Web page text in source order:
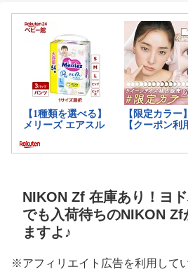
NIKON Zf 在庫あり！ヨ
でも入荷待ちのNIKON Zf
ますよ♪
※アフィリエイト広告を利用して